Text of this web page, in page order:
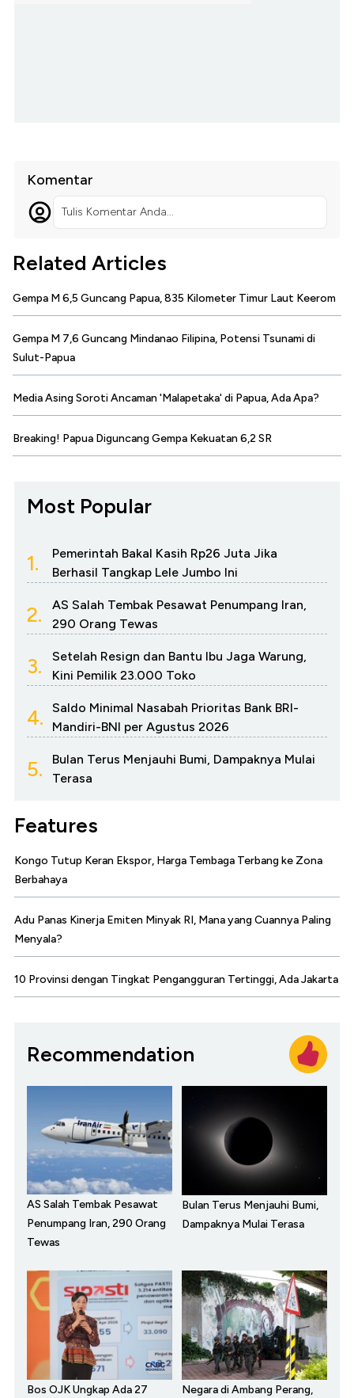
Komentar
Tulis Komentar Anda...
Related Articles
Gempa M 6,5 Guncang Papua, 835 Kilometer Timur Laut Keerom
Gempa M 7,6 Guncang Mindanao Filipina, Potensi Tsunami di
Sulut-Papua
Media Asing Soroti Ancaman 'Malapetaka' di Papua, Ada Apa?
Breaking! Papua Diguncang Gempa Kekuatan 6,2 SR
Most Popular
1.
Pemerintah Bakal Kasih Rp26 Juta Jika
Berhasil Tangkap Lele Jumbo Ini
2.
AS Salah Tembak Pesawat Penumpang Iran,
290 Orang Tewas
3.
Setelah Resign dan Bantu Ibu Jaga Warung,
Kini Pemilik 23.000 Toko
4.
Saldo Minimal Nasabah Prioritas Bank BRI-
Mandiri-BNI per Agustus 2026
5.
Bulan Terus Menjauhi Bumi, Dampaknya Mulai
Terasa
Features
Kongo Tutup Keran Ekspor, Harga Tembaga Terbang ke Zona
Berbahaya
Adu Panas Kinerja Emiten Minyak RI, Mana yang Cuannya Paling
Menyala?
10 Provinsi dengan Tingkat Pengangguran Tertinggi, Ada Jakarta
Recommendation
AS Salah Tembak Pesawat
Penumpang Iran, 290 Orang
Tewas
Bulan Terus Menjauhi Bumi,
Dampaknya Mulai Terasa
Bos OJK Ungkap Ada 27
Negara di Ambang Perang,